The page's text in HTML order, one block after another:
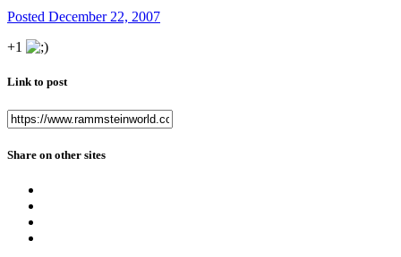
Posted December 22, 2007
+1
Link to post
Share on other sites